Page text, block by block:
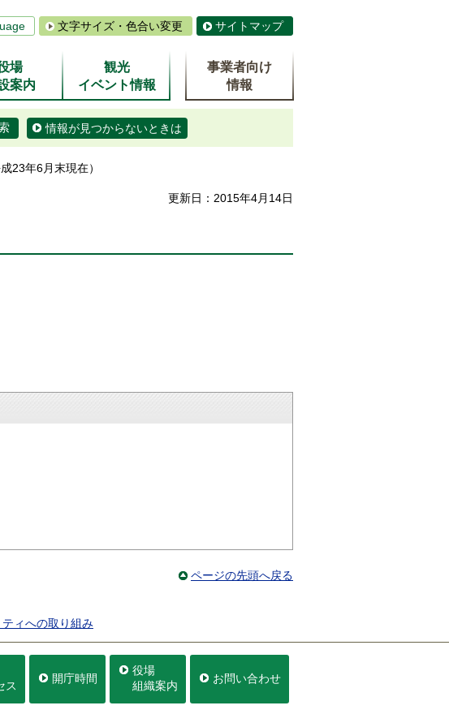
文字サイズ・色合い変更 サイトマップ
場
案内
観光
イベント情報
事業者向け
情報
情報が見つからないときは
23年6月末現在）
更新日：2015年4月14日
ページの先頭へ戻る
ィへの取り組み
ス
開庁時間
役場
組織案内
お問い合わせ